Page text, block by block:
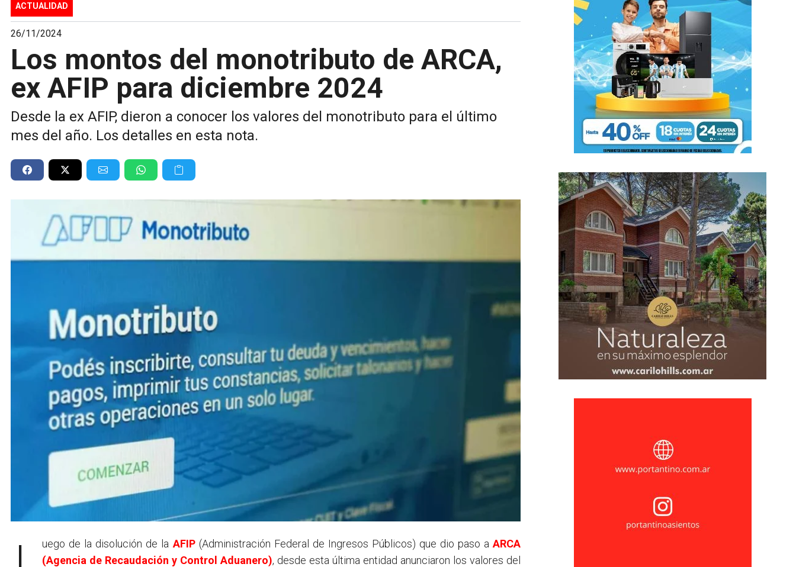
ACTUALIDAD
26/11/2024
Los montos del monotributo de ARCA,
ex AFIP para diciembre 2024
Desde la ex AFIP, dieron a conocer los valores del monotributo para el último
mes del año. Los detalles en esta nota.
Luego de la disolución de la AFIP(Administración Federal de Ingresos Públicos) que dio paso aARCA
(Agencia de Recaudación y Control Aduanero), desde esta última entidad anunciaron los valores del